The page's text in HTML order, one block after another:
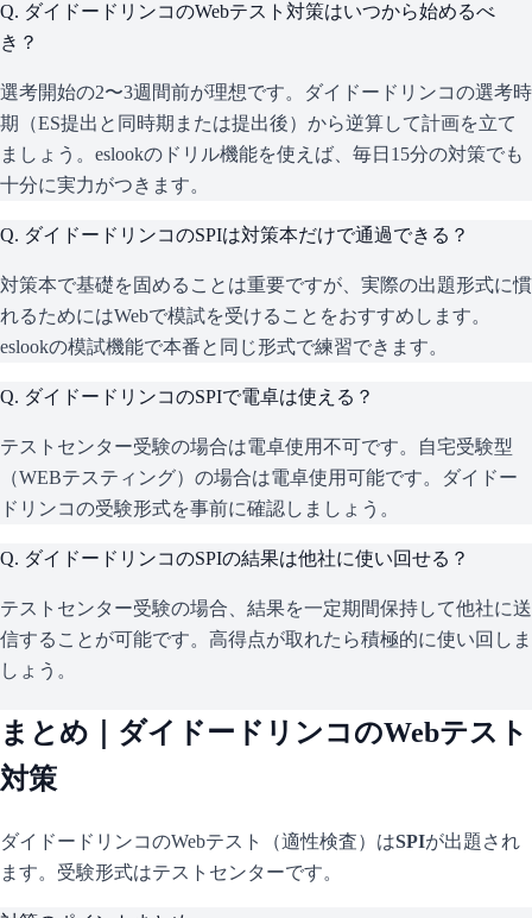
Q. ダイドードリンコのWebテスト対策はいつから始めるべ
き？
選考開始の2〜3週間前が理想です。ダイドードリンコの選考時
期（ES提出と同時期または提出後）から逆算して計画を立て
ましょう。eslookのドリル機能を使えば、毎日15分の対策でも
十分に実力がつきます。
Q. ダイドードリンコのSPIは対策本だけで通過できる？
対策本で基礎を固めることは重要ですが、実際の出題形式に慣
れるためにはWebで模試を受けることをおすすめします。
eslookの模試機能で本番と同じ形式で練習できます。
Q. ダイドードリンコのSPIで電卓は使える？
テストセンター受験の場合は電卓使用不可です。自宅受験型
（WEBテスティング）の場合は電卓使用可能です。ダイドー
ドリンコの受験形式を事前に確認しましょう。
Q. ダイドードリンコのSPIの結果は他社に使い回せる？
テストセンター受験の場合、結果を一定期間保持して他社に送
信することが可能です。高得点が取れたら積極的に使い回しま
しょう。
まとめ｜ ダイドードリンコのWebテスト
対策
ダイドードリンコのWebテスト（適性検査）はSPIが出題され
ます。 受験形式はテストセンターです。